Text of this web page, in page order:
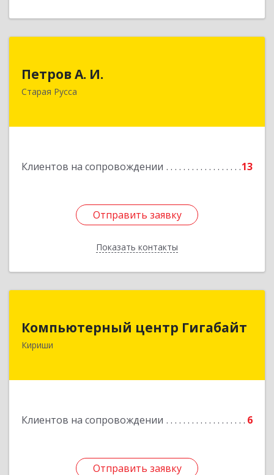
Петров А. И.
Старая Русса
Клиентов на сопровождении 13
Отправить заявку
Показать контакты
Отправить заявку
Назад
Компьютерный центр Гигабайт
Кириши
Клиентов на сопровождении 6
Отправить заявку
187110, Ленинградская обл, Кириши г,
Подробнее
Отправить заявку